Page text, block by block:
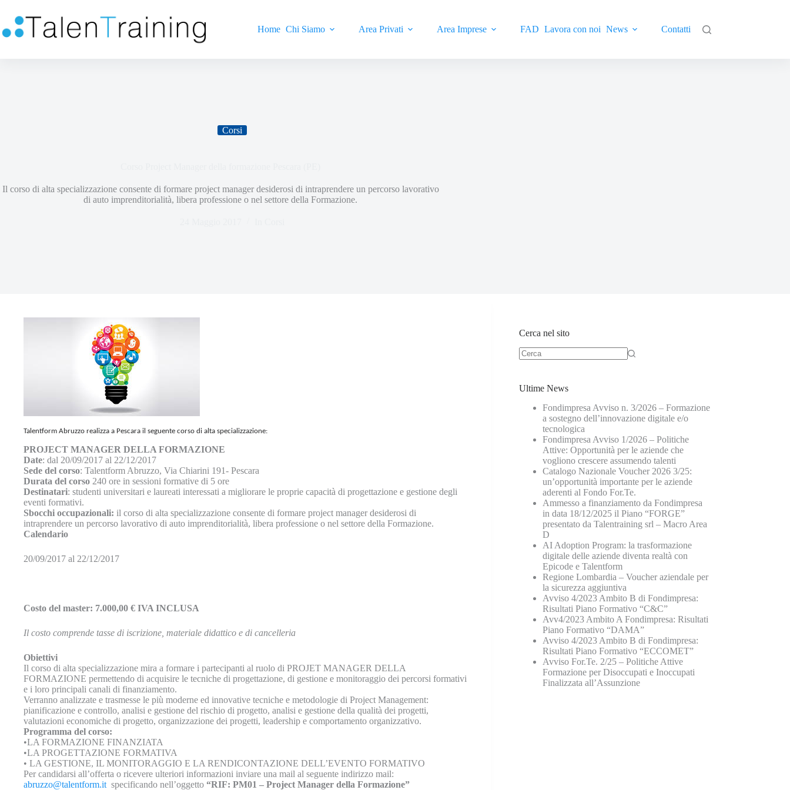
Home Chi Siamo Area Privati Area Imprese FAD Lavora con noi News Contatti
Corsi
Il corso di alta specializzazione consente di formare project manager desiderosi di intraprendere un percorso lavorativo
di auto imprenditorialità, libera professione o nel settore della Formazione.
Talentform Abruzzo realizza a Pescara il seguente corso di alta specializzazione:
PROJECT MANAGER DELLA FORMAZIONE
Date: dal 20/09/2017 al 22/12/2017
Sede del corso: Talentform Abruzzo, Via Chiarini 191- Pescara
Durata del corso 240 ore in sessioni formative di 5 ore
Destinatari: studenti universitari e laureati interessati a migliorare le proprie capacità di progettazione e gestione degli
eventi formativi.
Sbocchi occupazionali: il corso di alta specializzazione consente di formare project manager desiderosi di
intraprendere un percorso lavorativo di auto imprenditorialità, libera professione o nel settore della Formazione.
Calendario
20/09/2017 al 22/12/2017
Costo del master: 7.000,00 € IVA INCLUSA
Il costo comprende tasse di iscrizione, materiale didattico e di cancelleria
Obiettivi
Il corso di alta specializzazione mira a formare i partecipanti al ruolo di PROJET MANAGER DELLA
FORMAZIONE permettendo di acquisire le tecniche di progettazione, di gestione e monitoraggio dei percorsi formativi
e i loro principali canali di finanziamento.
Verranno analizzate e trasmesse le più moderne ed innovative tecniche e metodologie di Project Management:
pianificazione e controllo, analisi e gestione del rischio di progetto, analisi e gestione della qualità dei progetti,
valutazioni economiche di progetto, organizzazione dei progetti, leadership e comportamento organizzativo.
Programma del corso:
•LA FORMAZIONE FINANZIATA
•LA PROGETTAZIONE FORMATIVA
• LA GESTIONE, IL MONITORAGGIO E LA RENDICONTAZIONE DELL’EVENTO FORMATIVO
Per candidarsi all’offerta o ricevere ulteriori informazioni inviare una mail al seguente indirizzo mail:
abruzzo@talentform.it specificando nell’oggetto “RIF: PM01 – Project Manager della Formazione”
Cerca nel sito
Ultime News
Fondimpresa Avviso n. 3/2026 – Formazione
a sostegno dell’innovazione digitale e/o
tecnologica
Fondimpresa Avviso 1/2026 – Politiche
Attive: Opportunità per le aziende che
vogliono crescere assumendo talenti
Catalogo Nazionale Voucher 2026 3/25:
un’opportunità importante per le aziende
aderenti al Fondo For.Te.
Ammesso a finanziamento da Fondimpresa
in data 18/12/2025 il Piano “FORGE”
presentato da Talentraining srl – Macro Area
D
AI Adoption Program: la trasformazione
digitale delle aziende diventa realtà con
Epicode e Talentform
Regione Lombardia – Voucher aziendale per
la sicurezza aggiuntiva
Avviso 4/2023 Ambito B di Fondimpresa:
Risultati Piano Formativo “C&C”
Avv4/2023 Ambito A Fondimpresa: Risultati
Piano Formativo “DAMA”
Avviso 4/2023 Ambito B di Fondimpresa:
Risultati Piano Formativo “ECCOMET”
Avviso For.Te. 2/25 – Politiche Attive
Formazione per Disoccupati e Inoccupati
Finalizzata all’Assunzione